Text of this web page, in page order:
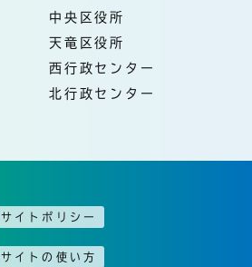
中央区役所
天竜区役所
西行政センター
北行政センター
サイトポリシー
サイトの使い方